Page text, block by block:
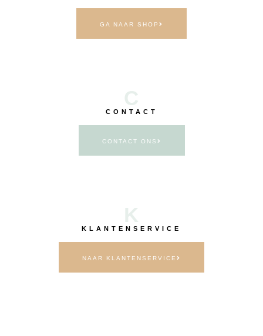
GA NAAR SHOP
C
CONTACT
CONTACT ONS
K
KLANTENSERVICE
NAAR KLANTENSERVICE